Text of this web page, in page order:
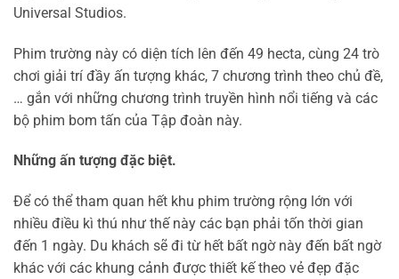
Universal Studios.
Phim trường này có diện tích lên đến 49 hecta, cùng 24 trò
chơi giải trí đầy ấn tượng khác, 7 chương trình theo chủ đề,
… gắn với những chương trình truyền hình nổi tiếng và các
bộ phim bom tấn của Tập đoàn này.
Những ấn tượng đặc biệt.
Để có thể tham quan hết khu phim trường rộng lớn với
nhiều điều kì thú như thế này các bạn phải tốn thời gian
đến 1 ngày. Du khách sẽ đi từ hết bất ngờ này đến bất ngờ
khác với các khung cảnh được thiết kế theo vẻ đẹp đặc